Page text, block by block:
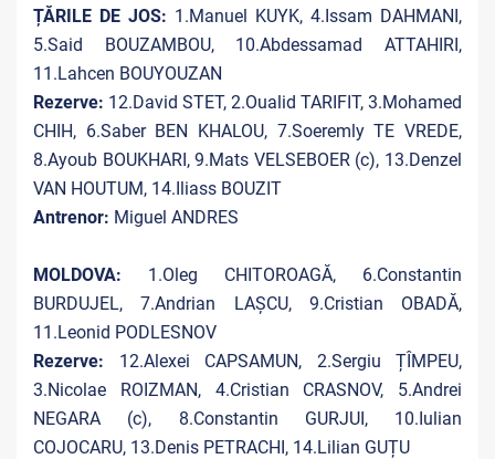
ȚĂRILE DE JOS: 1.Manuel KUYK, 4.Issam DAHMANI,
5.Said BOUZAMBOU, 10.Abdessamad ATTAHIRI,
11.Lahcen BOUYOUZAN
Rezerve: 12.David STET, 2.Oualid TARIFIT, 3.Mohamed
CHIH, 6.Saber BEN KHALOU, 7.Soeremly TE VREDE,
8.Ayoub BOUKHARI, 9.Mats VELSEBOER (c), 13.Denzel
VAN HOUTUM, 14.Iliass BOUZIT
Antrenor: Miguel ANDRES
MOLDOVA: 1.Oleg CHITOROAGĂ, 6.Constantin
BURDUJEL, 7.Andrian LAȘCU, 9.Cristian OBADĂ,
11.Leonid PODLESNOV
Rezerve: 12.Alexei CAPSAMUN, 2.Sergiu ȚÎMPEU,
3.Nicolae ROIZMAN, 4.Cristian CRASNOV, 5.Andrei
NEGARA (c), 8.Constantin GURJUI, 10.Iulian
COJOCARU, 13.Denis PETRACHI, 14.Lilian GUȚU